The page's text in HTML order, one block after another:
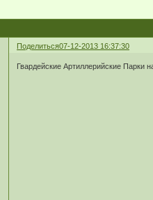
Поделиться07-12-2013 16:37:30
Гвардейские Артиллерийские Парки